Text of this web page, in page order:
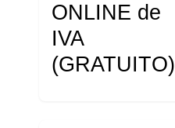
ONLINE de
IVA
(GRATUITO)